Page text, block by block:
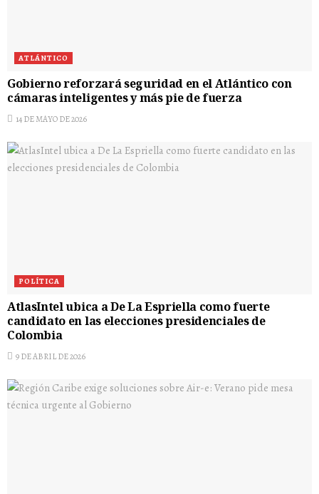
ATLÁNTICO
Gobierno reforzará seguridad en el Atlántico con
cámaras inteligentes y más pie de fuerza
14 DE MAYO DE 2026
POLÍTICA
AtlasIntel ubica a De La Espriella como fuerte
candidato en las elecciones presidenciales de
Colombia
9 DE ABRIL DE 2026